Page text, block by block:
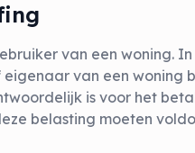
van een woning.
van een woning
is voor het
belasting moeten